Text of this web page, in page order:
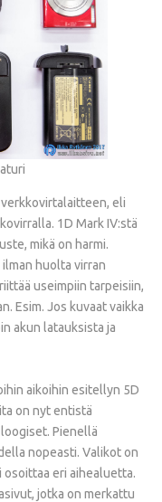
verkkovirtalaitteen, eli
1D Mark IV:stä
mikä on harmi.
huolta virran
useimpiin tarpeisiin,
Esim. Jos kuvaat vaikka
akun latauksista ja
aikoihin esitellyn 5D
on nyt entistä
Pienellä
nopeasti. Valikot on
eri aihealuetta.
jotka on merkattu